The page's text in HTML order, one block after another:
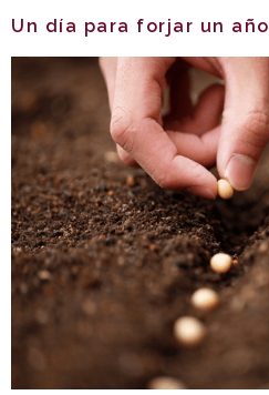
Un día para forjar un año